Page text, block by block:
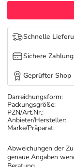
Tierapotheke
Vitamine &
Marken
Salus Deals
Darreichungsform:
Packungsgröße:
PZN/Art.Nr.:
Anbieter/Hersteller:
Marke/Präparat:
Abweichungen der
genaue Angaben
Schnelle
Sichere Zahlung
Geprüfter Shop